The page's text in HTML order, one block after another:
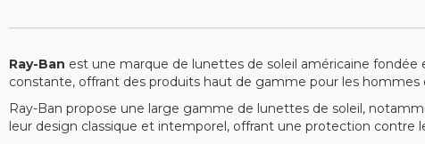
Ray-Ban est une marque de lunettes de soleil américaine fondée
constante, offrant des produits haut de gamme pour les hommes
Ray-Ban propose une large gamme de lunettes de soleil,
leur design classique et intemporel, offrant une protection contre